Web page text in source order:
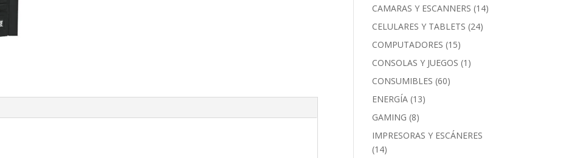
CAMARAS Y ESCANNERS (14)
CELULARES Y TABLETS (24)
COMPUTADORES (15)
CONSOLAS Y JUEGOS (1)
CONSUMIBLES (60)
ENERGÍA (13)
GAMING (8)
IMPRESORAS Y ESCÁNERES
(14)